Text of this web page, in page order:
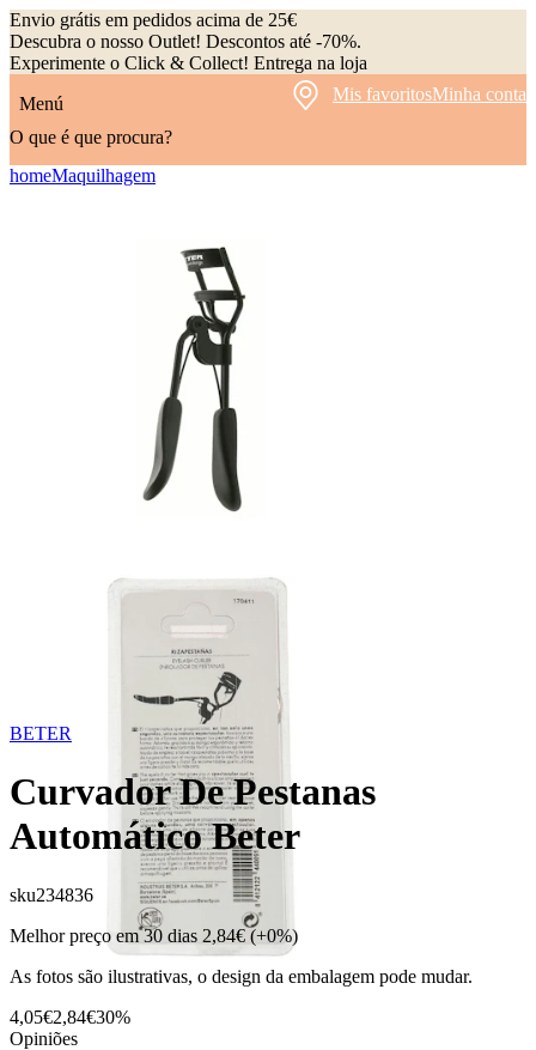
Envio grátis em pedidos acima de 25€
Descubra o nosso Outlet! Descontos até -70%.
Experimente o Click & Collect! Entrega na loja
Menú
Mis favoritosMinha conta
O que é que procura?
homeMaquilhagem
BETER
Curvador De Pestanas
Automático Beter
sku234836
Melhor preço em 30 dias 2,84€ (+0%)
As fotos são ilustrativas, o design da embalagem pode mudar.
4,05€2,84€30%
Opiniões